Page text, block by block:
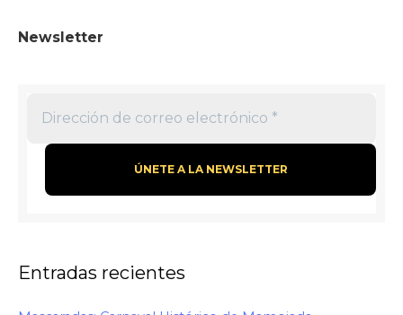
Newsletter
Entradas recientes